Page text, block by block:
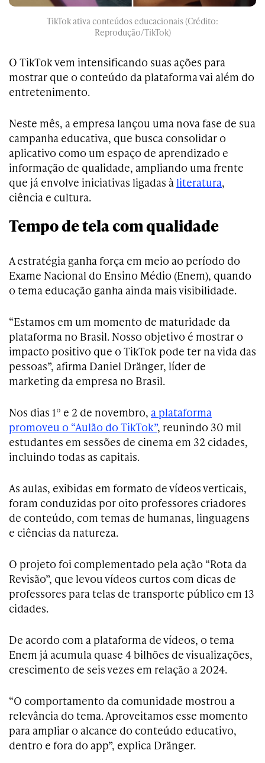
TikTok ativa conteúdos educacionais (Crédito:
Reprodução/TikTok)
O TikTok vem intensificando suas ações para
mostrar que o conteúdo da plataforma vai além do
entretenimento.
Neste mês, a empresa lançou uma nova fase de sua
campanha educativa, que busca consolidar o
aplicativo como um espaço de aprendizado e
informação de qualidade, ampliando uma frente
que já envolve iniciativas ligadas à literatura,
ciência e cultura.
Tempo de tela com qualidade
A estratégia ganha força em meio ao período do
Exame Nacional do Ensino Médio (Enem), quando
o tema educação ganha ainda mais visibilidade.
“Estamos em um momento de maturidade da
plataforma no Brasil. Nosso objetivo é mostrar o
impacto positivo que o TikTok pode ter na vida das
pessoas”, afirma Daniel Dränger, líder de
marketing da empresa no Brasil.
Nos dias 1º e 2 de novembro, a plataforma
promoveu o “Aulão do TikTok”, reunindo 30 mil
estudantes em sessões de cinema em 32 cidades,
incluindo todas as capitais.
As aulas, exibidas em formato de vídeos verticais,
foram conduzidas por oito professores criadores
de conteúdo, com temas de humanas, linguagens
e ciências da natureza.
O projeto foi complementado pela ação “Rota da
Revisão”, que levou vídeos curtos com dicas de
professores para telas de transporte público em 13
cidades.
De acordo com a plataforma de vídeos, o tema
Enem já acumula quase 4 bilhões de visualizações,
crescimento de seis vezes em relação a 2024.
“O comportamento da comunidade mostrou a
relevância do tema. Aproveitamos esse momento
para ampliar o alcance do conteúdo educativo,
dentro e fora do app”, explica Dränger.